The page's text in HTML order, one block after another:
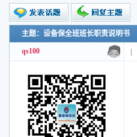
主题：设备保全班班长职责说明书
qs100